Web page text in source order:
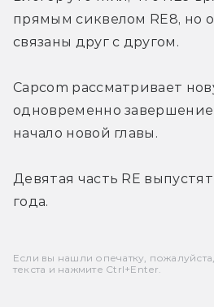
прямым сиквелом RE8, но
связаны друг с другом.
Capcom рассматривает
одновременно
начало новой главы.
Девятая часть RE
года.
Если вы нашли опечатку,
текста и нажмите Ctrl+Enter.